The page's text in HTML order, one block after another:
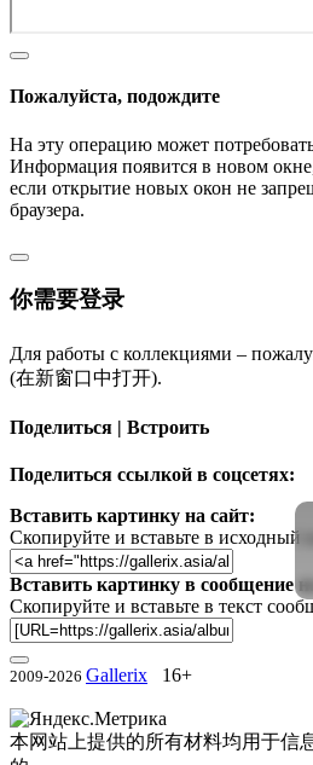
Пожалуйста, подождите
На эту операцию может
Информация появится в новом
если открытие новых окон не
браузера.
你需要登录
Для работы с коллекциями –
(在新窗口中打开).
Поделиться | Встроить
Поделиться ссылкой в соцсетях:
Вставить картинку на сайт:
Скопируйте и вставьте в исходный
Вставить картинку в сообщение
Скопируйте и вставьте в текст
2009-2026 Gallerix 16+
本网站上提供的所有材料均用于信